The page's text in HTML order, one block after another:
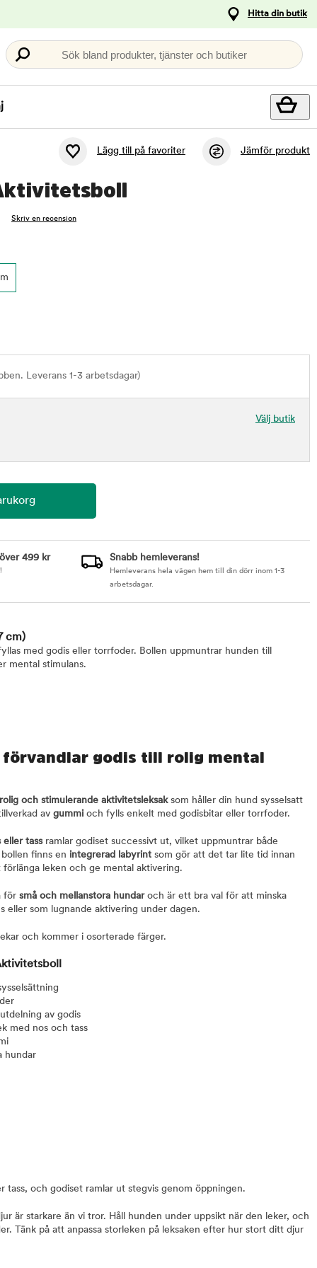
Hitta din butik
Sök bland produkter, tjänster och butiker
Lägg till på favoriter Jämför produkt
Skriv en recension
Leverans 1-3 arbetsdagar)
Välj butik
499 kr Snabb hemleverans!
Hemleverans hela vägen hem till din dörr inom 1-3
arbetsdagar.
cm)
med godis eller torrfoder. Bollen uppmuntrar hunden till
mental stimulans.
godis till rolig mental
rolig och stimulerande aktivitetsleksaksom håller din hund sysselsatt
av gummi och fylls enkelt med godisbitar eller torrfoder.
eller tassramlar godiset successivt ut, vilket uppmuntrar både
finns en integrerad labyrint som gör att det tar lite tid innan
leken och ge mental aktivering.
för små och mellanstora hundaroch är ett bra val för att minska
eller som lugnande aktivering under dagen.
och kommer i osorterade färger.
av godis
med nos och tass
hundar
tass, och godiset ramlar ut stegvis genom öppningen.
är starkare än vi tror. Håll hunden under uppsikt när den leker, och
Tänk på att anpassa storleken på leksaken efter hur stort ditt djur